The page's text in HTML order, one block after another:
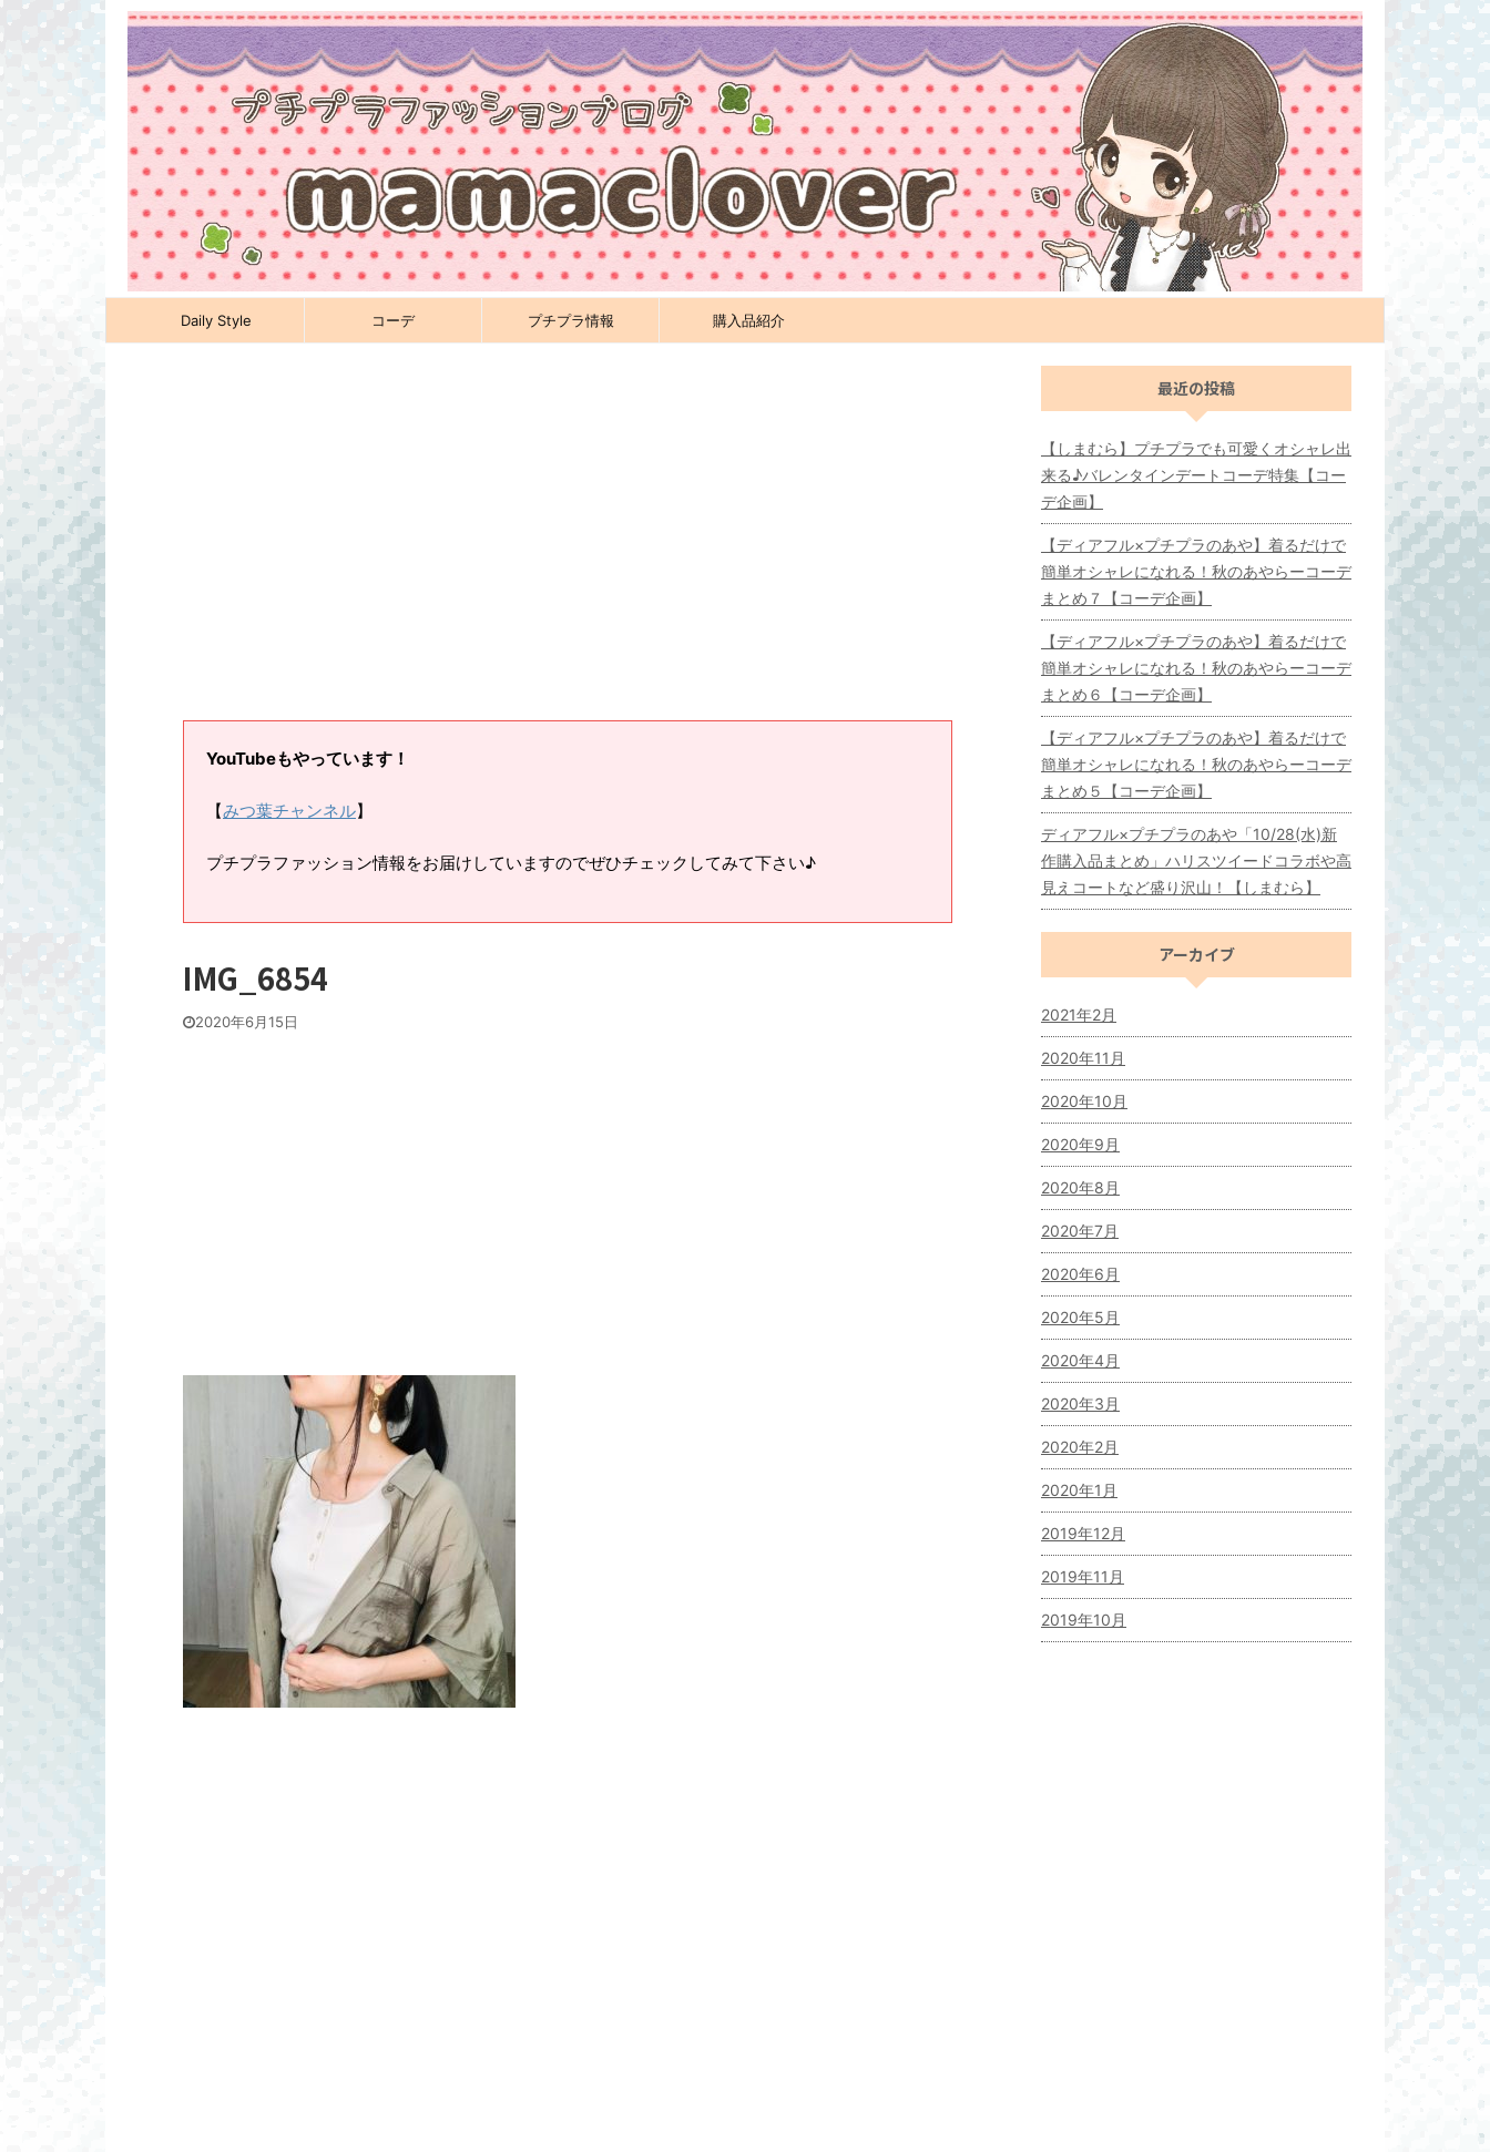
Daily Style コーデ プチプラ情報 購入品紹介
YouTubeもやっています！
【みつ葉チャンネル】
プチプラファッション情報をお届けしていますのでぜひチェックしてみて下さい♪
IMG_6854
2020年6月15日
最近の投稿
【しまむら】プチプラでも可愛くオシャレ出
来る♪バレンタインデートコーデ特集【コー
デ企画】
【ディアフル×プチプラのあや】着るだけで
簡単オシャレになれる！秋のあやらーコーデ
まとめ７【コーデ企画】
【ディアフル×プチプラのあや】着るだけで
簡単オシャレになれる！秋のあやらーコーデ
まとめ６【コーデ企画】
【ディアフル×プチプラのあや】着るだけで
簡単オシャレになれる！秋のあやらーコーデ
まとめ５【コーデ企画】
ディアフル×プチプラのあや「10/28(水)新
作購入品まとめ」ハリスツイードコラボや高
見えコートなど盛り沢山！【しまむら】
アーカイブ
2021年2月
2020年11月
2020年10月
2020年9月
2020年8月
2020年7月
2020年6月
2020年5月
2020年4月
2020年3月
2020年2月
2020年1月
2019年12月
2019年11月
2019年10月